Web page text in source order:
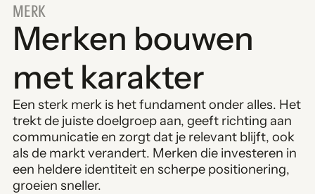
MERK
Merken bouwen
met karakter
Een sterk merk is het fundament onder alles. Het
trekt de juiste doelgroep aan, geeft richting aan
communicatie en zorgt dat je relevant blijft, ook
als de markt verandert. Merken die investeren in
een heldere identiteit en scherpe positionering,
groeien sneller.